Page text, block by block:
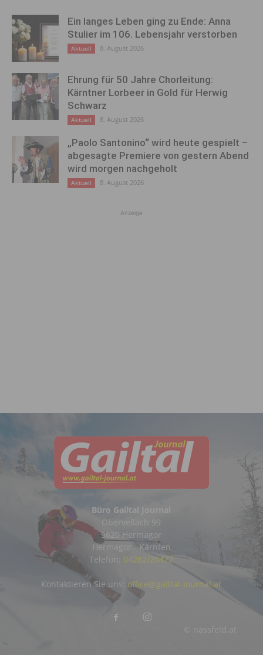
Ein langes Leben ging zu Ende: Anna
Stulier im 106. Lebensjahr verstorben
Aktuell 8. August 2026
Ehrung für 50 Jahre Chorleitung:
Kärntner Lorbeer in Gold für Herwig
Schwarz
Aktuell 8. August 2026
„Paolo Santonino“ wird heute gespielt –
abgesagte Premiere von gestern Abend
wird morgen nachgeholt
Aktuell 8. August 2026
Anzeige
Büro Gailtal Journal
Obervellach 99
9620 Hermagor
Hermagor - Kärnten
Telefon: 04282/20472
© nassfeld.at
Kontaktieren Sie uns: office@gailtal-journal.at